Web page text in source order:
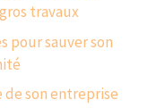
travaux
pour sauver son
son entreprise